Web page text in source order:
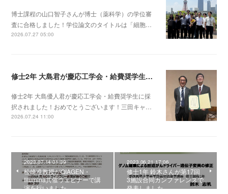
博士課程の山口智子さんが博士（薬科学）の学位審
査に合格しました！学位論文のタイトルは「細胞…
2026.07.27 05:00
修士2年 大島君が慶応工学会・給費奨学生に採択されました！
修士2年 大島優人君が慶応工学会・給費奨学生に採
択されました！おめでとうございます！三田キャ…
2026.07.24 11:00
2023.07.14 01:39
松崎准教授がQIAGEN・
Illumina共催ウェビナーで講
演を行いました
2023.06.21 17:06
修士1年 鈴木さんが第17回
3施設合同カンファレンスで
発表しました